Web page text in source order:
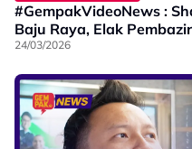
#GempakVideoNews :
Baju Raya, Elak
24/03/2026